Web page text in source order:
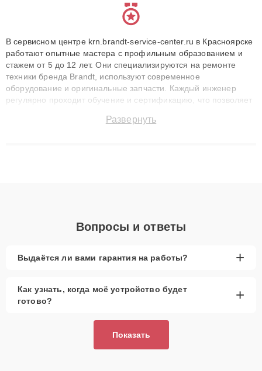
В сервисном центре krn.brandt-service-center.ru в Красноярске
работают опытные мастера с профильным образованием и
стажем от 5 до 12 лет. Они специализируются на ремонте
техники бренда Brandt, используют современное
оборудование и оригинальные запчасти. Каждый инженер
регулярно проходит обучение и сертификацию, что позволяет
технику с сохранением гарантии до 3 лет. Наши мастера
Развернуть
Вопросы и ответы
Выдаётся ли вами гарантия на работы? +
Как узнать, когда моё устройство будет
готово?
+
Показать